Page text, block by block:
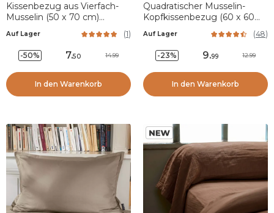
Kissenbezug aus Vierfach-
Musselin (50 x 70 cm)
Auf Lager (1)
-50% 7.50 14.99
In den Warenkorb
Quadratischer Musselin-
Kopfkissenbezug (60 x 60
Auf Lager (48)
-23% 9.99 12.99
In den Warenkorb